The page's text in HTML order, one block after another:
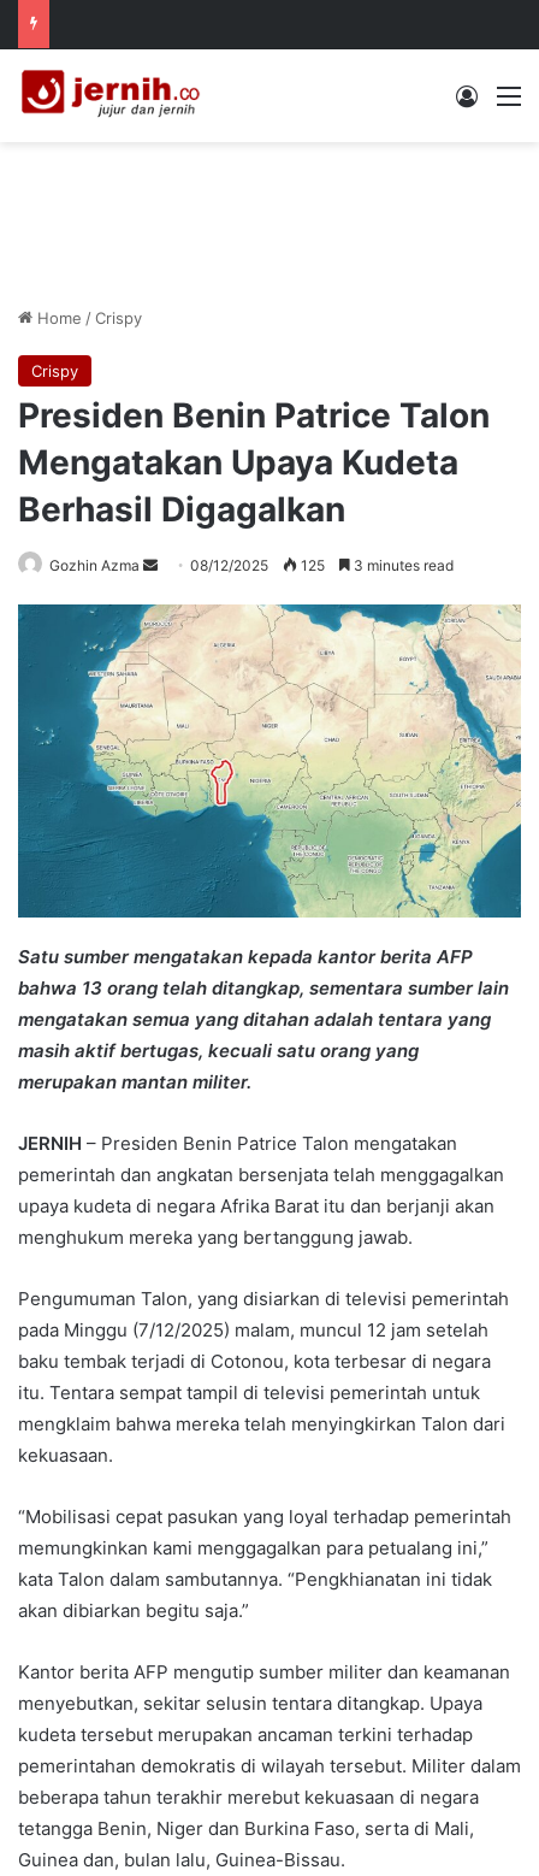
Log In
Home /Crispy
Crispy
Presiden Benin Patrice Talon
Mengatakan Upaya Kudeta
Berhasil Digagalkan
Gozhin Azma
Send
email
08/12/2025 125 3 minutes read
Satu sumber mengatakan kepada kantor berita AFP
bahwa 13 orang telah ditangkap, sementara sumber lain
mengatakan semua yang ditahan adalah tentara yang
masih aktif bertugas, kecuali satu orang yang
merupakan mantan militer.
JERNIH – Presiden Benin Patrice Talon mengatakan
pemerintah dan angkatan bersenjata telah menggagalkan
upaya kudeta di negara Afrika Barat itu dan berjanji akan
menghukum mereka yang bertanggung jawab.
Pengumuman Talon, yang disiarkan di televisi pemerintah
pada Minggu (7/12/2025) malam, muncul 12 jam setelah
baku tembak terjadi di Cotonou, kota terbesar di negara
itu. Tentara sempat tampil di televisi pemerintah untuk
mengklaim bahwa mereka telah menyingkirkan Talon dari
kekuasaan.
“Mobilisasi cepat pasukan yang loyal terhadap pemerintah
memungkinkan kami menggagalkan para petualang ini,”
kata Talon dalam sambutannya. “Pengkhianatan ini tidak
akan dibiarkan begitu saja.”
Kantor berita AFP mengutip sumber militer dan keamanan
menyebutkan, sekitar selusin tentara ditangkap. Upaya
kudeta tersebut merupakan ancaman terkini terhadap
pemerintahan demokratis di wilayah tersebut. Militer dalam
beberapa tahun terakhir merebut kekuasaan di negara
tetangga Benin, Niger dan Burkina Faso, serta di Mali,
Guinea dan, bulan lalu, Guinea-Bissau.